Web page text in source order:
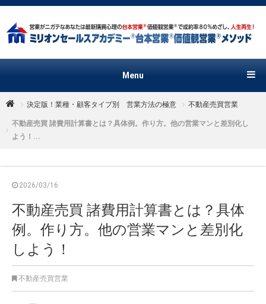
Menu
決定版！業種・顧客タイプ別 営業方法の極意 不動産売買営業
不動産売買 諸費用計算書とは？具体例。作り方。他の営業マンと差別化し
よう！...
2026/03/16
不動産売買 諸費用計算書とは？具体
例。作り方。他の営業マンと差別化
しよう！
不動産売買営業